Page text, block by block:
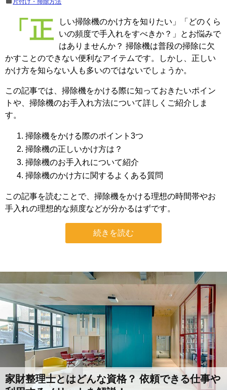
片付け・掃除方法
「正しい掃除機のかけ方を知りたい」「どのくら
いの頻度で手入れをすべきか？」とお悩みで
はありませんか？ 掃除機は普段の掃除に欠
かすことのできない便利なアイテムです。しかし、正しい
かけ方を知らない人も多いのではないでしょうか。
この記事では、掃除機をかける際に知っておきたいポイン
トや、掃除機のお手入れ方法について詳しくご紹介しま
す。
掃除機をかける際のポイント3つ
掃除機の正しいかけ方は？
掃除機のお手入れについて紹介
掃除機のかけ方に関するよくある質問
この記事を読むことで、掃除機をかける理想の時間帯やお
手入れの理想的な頻度などが分かるはずです。
続きを読む
家財整理士とはどんな資格？ 依頼できる仕事や